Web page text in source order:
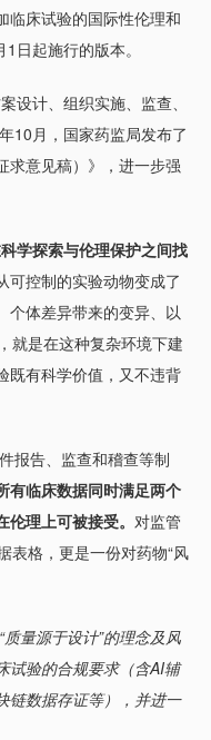
临床试验的国际性伦理和
日起施行的版本。
设计、组织实施、监查、
10月，国家药监局发布了
求意见稿）》，进一步强
学探索与伦理保护之间找
可控制的实验动物变成了
个体差异带来的变异、以
就是在这种复杂环境下建
既有科学价值，又不违背
报告、监查和稽查等制
有临床数据同时满足两个
理上可被接受。 对监管
表格，更是一份对药物“风
量源于设计”的理念及风
试验的合规要求（含AI辅
链数据存证等），并进一